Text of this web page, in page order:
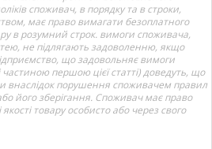
споживач, в порядку та в строки,
має право вимагати безоплатного
в розумний строк. вимоги споживача,
не підлягають задоволенню, якщо
що задовольняє вимоги
першою цієї статті) доведуть, що
внаслідок порушення споживачем правил
його зберігання. Споживач має право
товару особисто або через свого